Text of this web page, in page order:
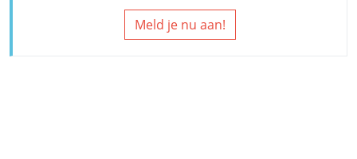
Meld je nu aan!